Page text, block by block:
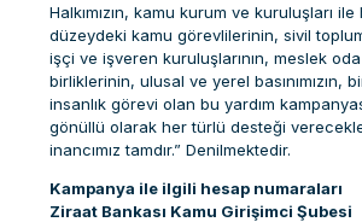
Halkımızın, kamu kurum ve kuruluşları ile
düzeydeki kamu görevlilerinin, sivil
işçi ve işveren kuruluşlarının, meslek
birliklerinin, ulusal ve yerel basınımızın,
insanlık görevi olan bu yardım
gönüllü olarak her türlü desteği
inancımız tamdır.” Denilmektedir.
Kampanya ile ilgili hesap numaraları
Ziraat Bankası Kamu Girişimci Şubesi